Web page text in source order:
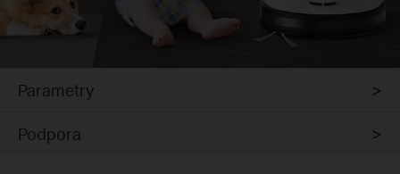
Parametry
Podpora